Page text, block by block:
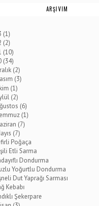
ARŞIVIM
(1)
(2)
(10)
(34)
(2)
(3)
(1)
(2)
(6)
(1)
(7)
(7)
Poğaça
Etli Sarma
Dondurma
Yoğurtlu Dondurma
Dut Yaprağı Sarması
Kebabı
Şekerpare